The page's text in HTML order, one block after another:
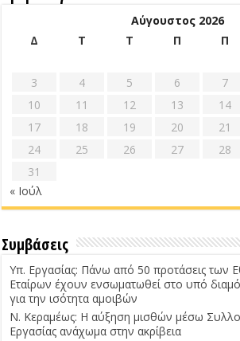
Αύγουστος 2026
Δ
Τ Τ Π Π
3
4 5 6 7
10
11 12 13 14
17
18 19 20 21
24
25 26 27 28
31
« Ιούλ
Συμβάσεις
Υπ. Εργασίας: Πάνω από 50 προτάσεις των
Εταίρων έχουν ενσωματωθεί στο υπό
για την ισότητα αμοιβών
Ν. Κεραμέως: Η αύξηση μισθών μέσω
Εργασίας ανάχωμα στην ακρίβεια